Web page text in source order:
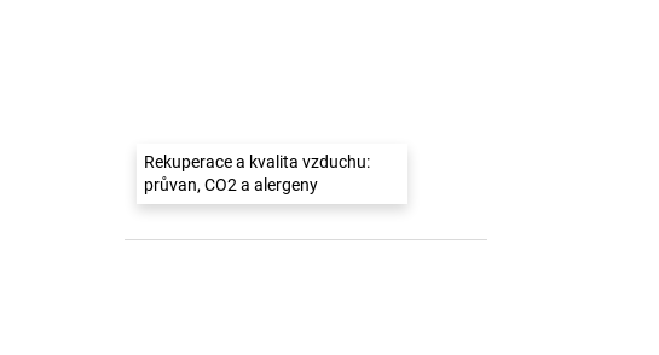
Rekuperace a kvalita vzduchu:
průvan, CO2 a alergeny